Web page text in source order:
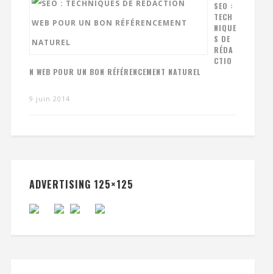
SEO :
TECH
NIQUE
S DE
RÉDA
CTIO
N WEB POUR UN BON RÉFÉRENCEMENT NATUREL
9 juin 2014
ADVERTISING 125×125